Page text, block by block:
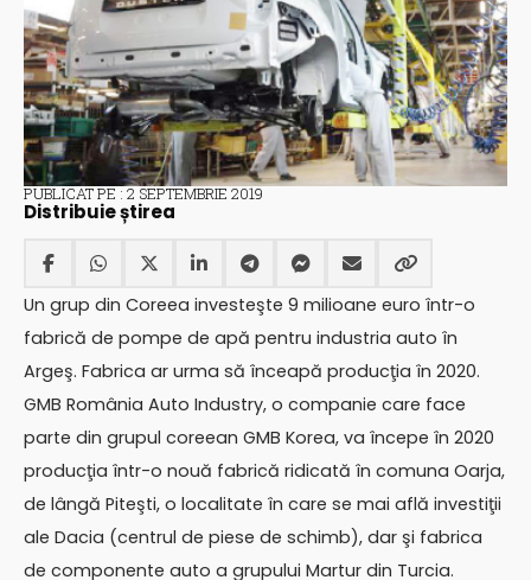
PUBLICAT PE : 2 SEPTEMBRIE 2019
Distribuie știrea
Un grup din Coreea investeşte 9 milioane euro într-o
fabrică de pompe de apă pentru industria auto în
Argeş. Fabrica ar urma să înceapă producţia în 2020.
GMB România Auto Industry, o companie care face
parte din grupul coreean GMB Korea, va începe în 2020
producţia într-o nouă fabrică ridicată în comuna Oarja,
de lângă Piteşti, o localitate în care se mai află investiţii
ale Dacia (centrul de piese de schimb), dar şi fabrica
de componente auto a grupului Martur din Turcia.